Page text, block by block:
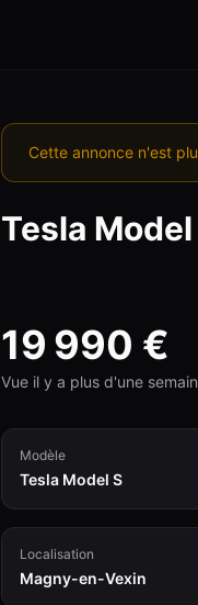
Cette annonce n'est
Tesla Model
19 990 €
Vue il y a plus d'une
Modèle
Tesla Model S
Localisation
Magny-en-Vexin